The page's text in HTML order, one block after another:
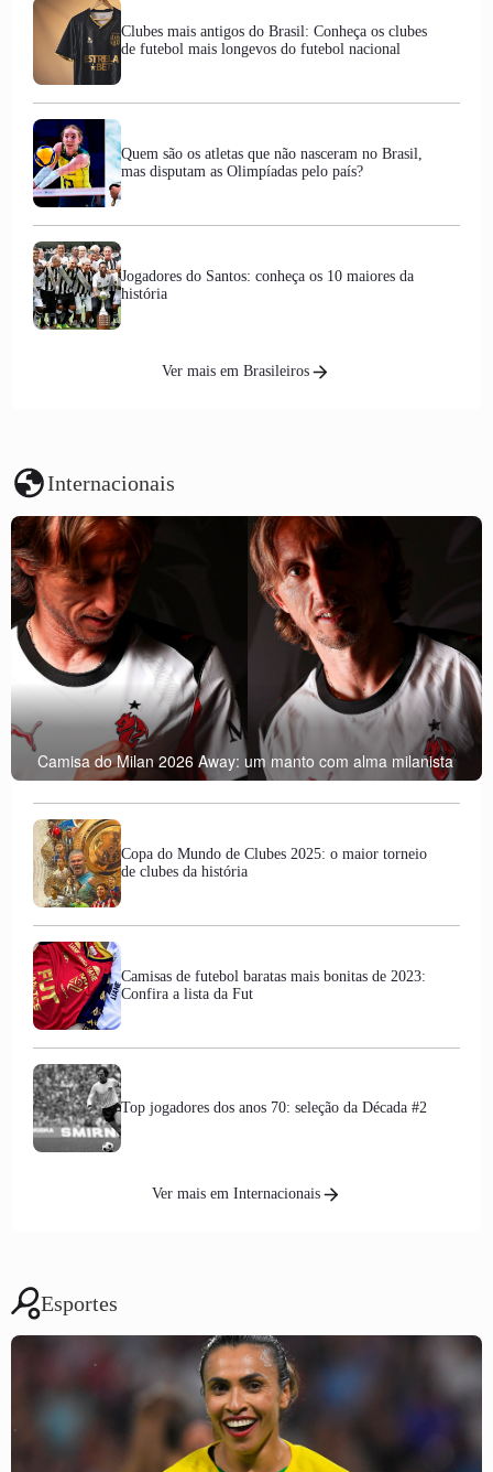
Clubes mais antigos do Brasil: Conheça os clubes
de futebol mais longevos do futebol nacional
Quem são os atletas que não nasceram no Brasil,
mas disputam as Olimpíadas pelo país?
Jogadores do Santos: conheça os 10 maiores da
história
Ver mais em Brasileiros
Internacionais
Camisa do Milan 2026 Away: um manto com alma milanista
Copa do Mundo de Clubes 2025: o maior torneio
de clubes da história
Camisas de futebol baratas mais bonitas de 2023:
Confira a lista da Fut
Top jogadores dos anos 70: seleção da Década #2
Ver mais em Internacionais
Esportes